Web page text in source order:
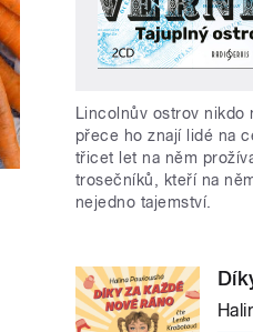
Lincolnův ostrov nikdo
přece ho znají lidé na
třicet let na něm
trosečníků, kteří na
nejedno tajemství.